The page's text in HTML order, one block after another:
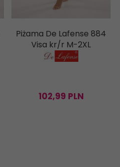
Piżama De Lafense 884
Visa kr/r M-2XL
102,99 PLN